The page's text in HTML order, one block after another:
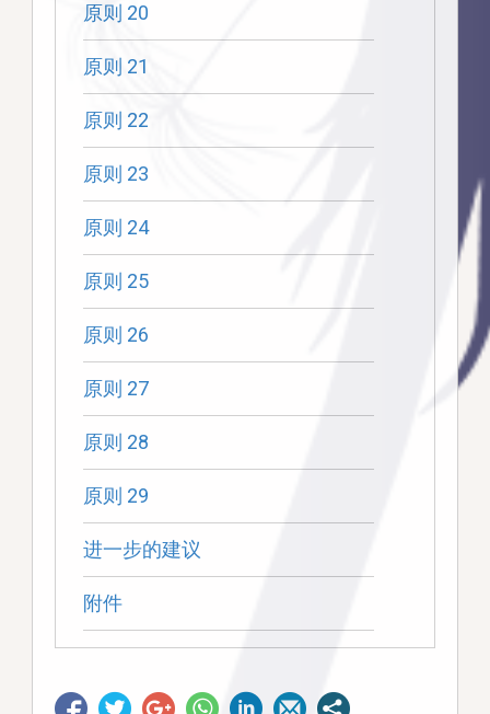
原则 20
原则 21
原则 22
原则 23
原则 24
原则 25
原则 26
原则 27
原则 28
原则 29
进一步的建议
附件